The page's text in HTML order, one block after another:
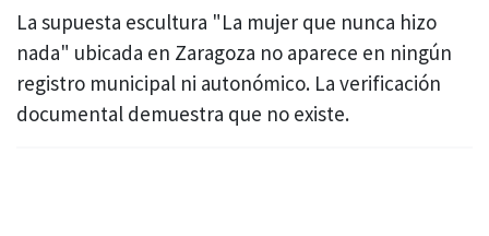
La supuesta escultura "La mujer que nunca hizo
nada" ubicada en Zaragoza no aparece en ningún
registro municipal ni autonómico. La verificación
documental demuestra que no existe.